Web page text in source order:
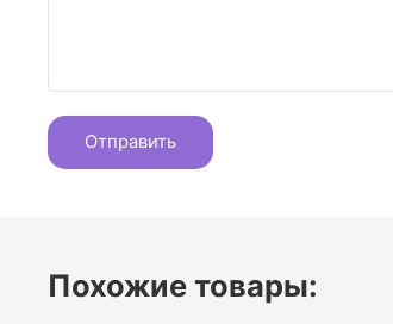
Похожие товары: